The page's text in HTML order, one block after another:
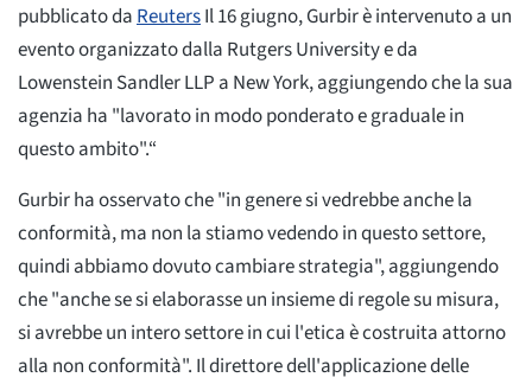
pubblicato daReutersIl 16 giugno, Gurbir è intervenuto a un
evento organizzato dalla Rutgers University e da
Lowenstein Sandler LLP a New York, aggiungendo che la sua
agenzia ha "lavorato in modo ponderato e graduale in
questo ambito".“
Gurbir ha osservato che "in genere si vedrebbe anche la
conformità, ma non la stiamo vedendo in questo settore,
quindi abbiamo dovuto cambiare strategia", aggiungendo
che "anche se si elaborasse un insieme di regole su misura,
si avrebbe un intero settore in cui l'etica è costruita attorno
alla non conformità". Il direttore dell'applicazione delle